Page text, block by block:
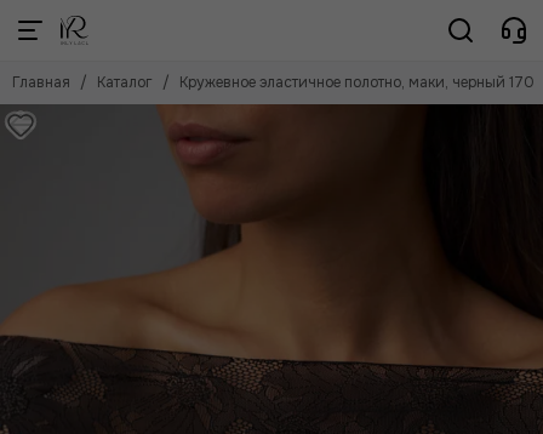
Главная Каталог Кружевное эластичное полотно, маки, черный 170